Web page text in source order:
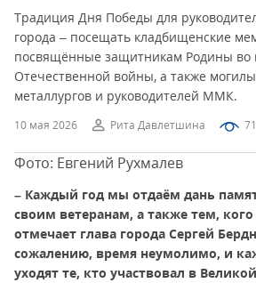
10 мая 2026 Рита Давлетшина
Традиция Дня Победы для
города – посещать кладбищенские
посвящённые защитникам Родины во
Отечественной войны, а также
металлургов и руководителей ММК.
Фото: Евгений Рухмалев
– Каждый год мы отдаём дань
своим ветеранам, а также тем,
отмечает глава города Сергей
сожалению, время неумолимо, и
уходят те, кто участвовал в